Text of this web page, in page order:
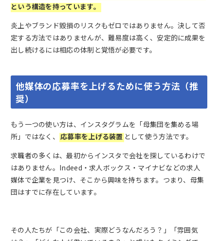
という構造を持っています。
炎上やブランド毀損のリスクもゼロではありません。決して否
定する方法ではありませんが、難易度は高く、安定的に成果を
出し続けるには相応の体制と覚悟が必要です。
他媒体の応募率を上げるために使う方法（推
奨）
もう一つの使い方は、インスタグラムを「母集団を集める場
所」ではなく、 応募率を上げる装置 として使う方法です。
求職者の多くは、最初からインスタで会社を探しているわけで
はありません。Indeed・求人ボックス・マイナビなどの求人
媒体で企業を見つけ、そこから興味を持ちます。つまり、母集
団はすでに存在しています。
その人たちが「この会社、実際どうなんだろう？」「雰囲気